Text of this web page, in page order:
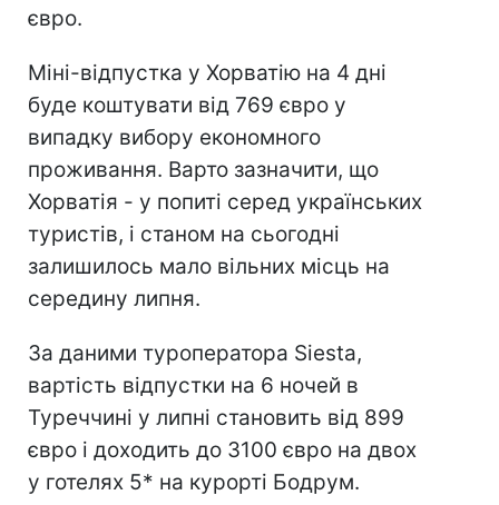
євро.
Міні-відпустка у Хорватію на 4 дні
буде коштувати від 769 євро у
випадку вибору економного
проживання. Варто зазначити, що
Хорватія - у попиті серед українських
туристів, і станом на сьогодні
залишилось мало вільних місць на
середину липня.
За даними туроператора Siesta,
вартість відпустки на 6 ночей в
Туреччині у липні становить від 899
євро і доходить до 3100 євро на двох
у готелях 5* на курорті Бодрум.